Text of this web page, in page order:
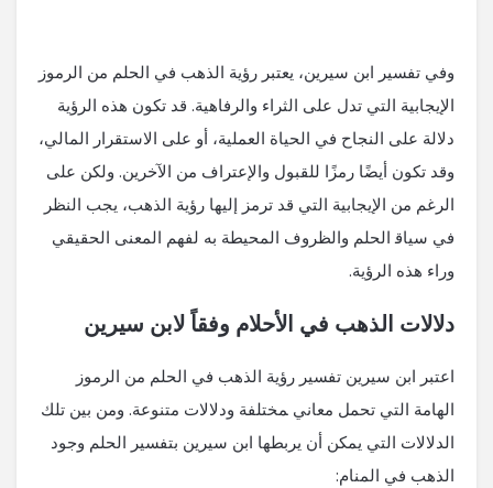
وفي تفسير ابن سيرين، يعتبر ​رؤية الذهب في الحلم من الرموز
الإيجابية‍ التي‌ تدل على الثراء والرفاهية. قد تكون هذه الرؤية
دلالة ​على النجاح في الحياة العملية، أو على الاستقرار المالي،
وقد تكون ⁢أيضًا‌ رمزًا للقبول والإعتراف من​ الآخرين. ولكن على
الرغم من الإيجابية التي قد ترمز إليها ​رؤية⁣ الذهب، يجب النظر
في سياق‍ الحلم والظروف المحيطة به لفهم المعنى الحقيقي
وراء هذه الرؤية.
دلالات الذهب في‌ الأحلام وفقاً لابن سيرين
اعتبر ابن سيرين تفسير ⁢رؤية ⁢الذهب في الحلم من الرموز
الهامة التي ⁢تحمل ⁤معاني ‍مختلفة ودلالات متنوعة. ومن‌ بين تلك
الدلالات التي يمكن أن يربطها ابن سيرين بتفسير⁤ الحلم وجود
الذهب في​ المنام: